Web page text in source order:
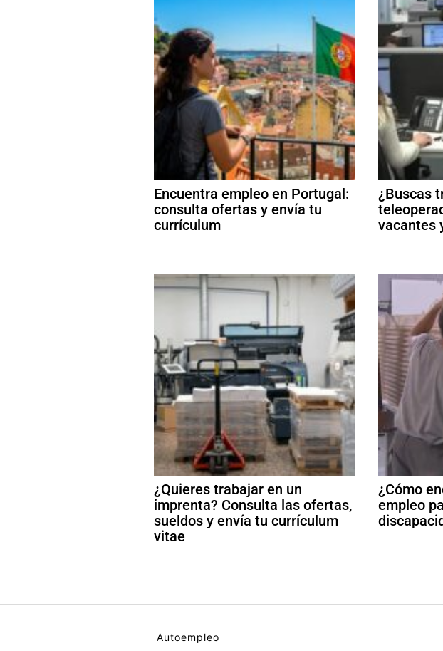
Encuentra empleo en Portugal:
consulta ofertas y envía tu
currículum
¿Buscas
vacantes
¿Quieres trabajar en un
imprenta? Consulta las ofertas,
sueldos y envía tu currículum
vitae
¿Cómo
empleo
Autoempleo